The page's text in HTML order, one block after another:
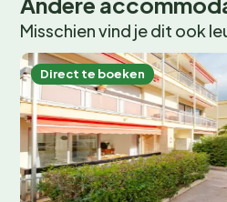
Misschien vind je dit ook
Direct te boeken